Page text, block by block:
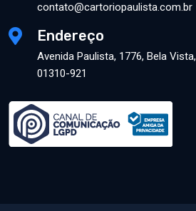
contato@cartoriopaulista.com.br
Endereço
Avenida Paulista, 1776, Bela
01310-921